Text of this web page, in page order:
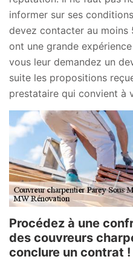
informer sur ses
devez contacter au moins
ont une grande
vous leur demandez un
suite les propositions
prestataire qui convient à
Procédez à une
des couvreurs
conclure un contrat !